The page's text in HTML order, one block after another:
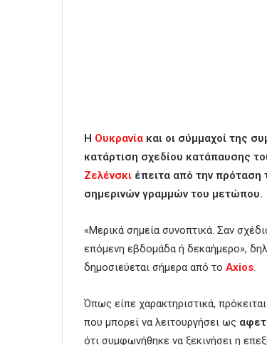
Η Ουκρανία και οι σύμμαχοί της
κατάρτιση σχεδίου κατάπαυσης
Ζελένσκι έπειτα από την πρόταση
σημερινών γραμμών του μετώπου.
«Μερικά σημεία συνοπτικά. Σαν
επόμενη εβδομάδα ή δεκαήμερο»,
δημοσιεύεται σήμερα από το Axios.
Όπως είπε χαρακτηριστικά,
που μπορεί να λειτουργήσει ως
ότι συμφωνήθηκε να ξεκινήσει η